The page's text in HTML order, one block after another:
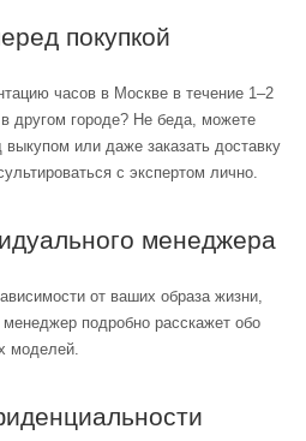
покупкой
часов в Москве в течение 1–2
другом городе? Не беда, можете
или даже заказать доставку
с экспертом лично.
менеджера
от ваших образа жизни,
подробно расскажет обо
моделей.